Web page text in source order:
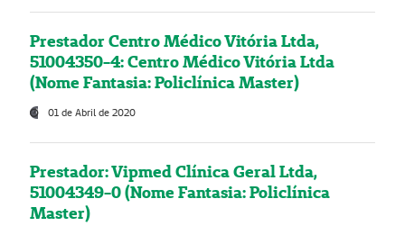
Prestador Centro Médico Vitória Ltda,
51004350-4: Centro Médico Vitória Ltda
(Nome Fantasia: Policlínica Master)
01 de Abril de 2020
Prestador: Vipmed Clínica Geral Ltda,
51004349-0 (Nome Fantasia: Policlínica
Master)